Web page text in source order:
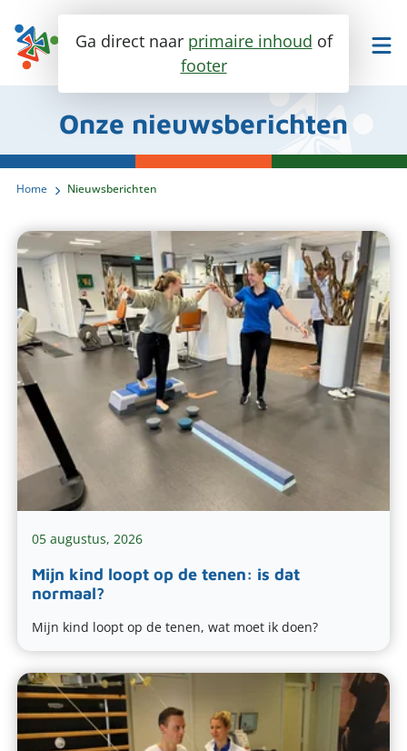
Ga direct naar primaire inhoud of
footer
Maak een afspraak
Bel ons
Specialisaties
Ik heb last van..
Enkel en voet
Knie
Rug
Schouder
Trainen en meer
Personal training
Groepslessen
Medische fitness
Therapie in het water
Leefstijlprogramma (GLI)
Massage
Over ons
Ontmoet ons team
Werken bij
Vergoeding & tarieven
Contact
Onze nieuwsberichten
Home Nieuwsberichten
05 augustus, 2026
Mijn kind loopt op de tenen: is dat
normaal?
Mijn kind loopt op de tenen, wat moet ik doen?